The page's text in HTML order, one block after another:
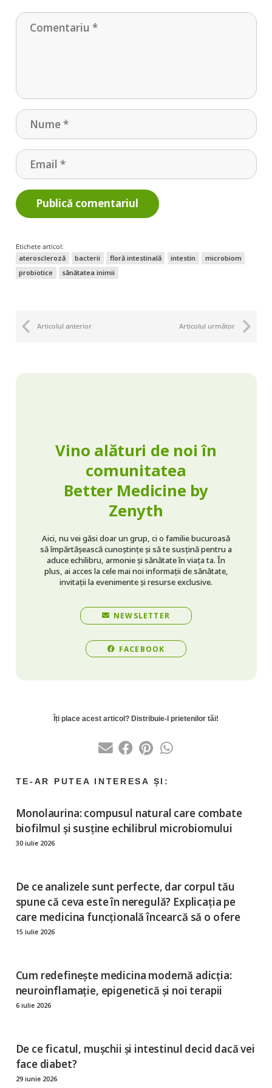
Monolaurina: compusul natural care combate
biofilmul și susține echilibrul microbiomului
30 iulie 2026
De ce analizele sunt perfecte, dar corpul tău
spune că ceva este în neregulă? Explicația pe
care medicina funcțională încearcă să o ofere
15 iulie 2026
Cum redefinește medicina modernă adicția:
neuroinflamație, epigenetică și noi terapii
6 iulie 2026
De ce ficatul, mușchii și intestinul decid dacă vei
face diabet?
29 iunie 2026
Publică comentariul
Etichete articol:
ateroscleroză
bacterii floră intestinală intestin
microbiom
probiotice
sănătatea inimii
Articolul anterior Articolul următor
Vino alături de noi în
comunitatea
Better Medicine by
Zenyth
Aici, nu vei găsi doar un grup, ci o familie bucuroasă
să împărtășească cunoștințe și să te susțină pentru a
aduce echilibru, armonie și sănătate în viața ta. În
plus, ai acces la cele mai noi informații de sănătate,
invitații la evenimente și resurse exclusive.
NEWSLETTER
FACEBOOK